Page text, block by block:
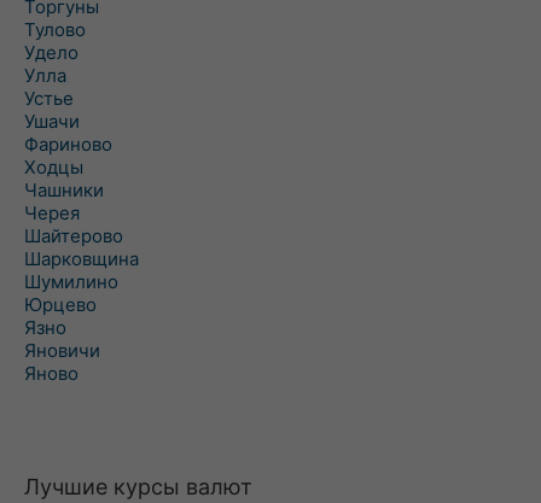
Торгуны
Тулово
Удело
Улла
Устье
Ушачи
Фариново
Ходцы
Чашники
Черея
Шайтерово
Шарковщина
Шумилино
Юрцево
Язно
Яновичи
Яново
Лучшие курсы валют